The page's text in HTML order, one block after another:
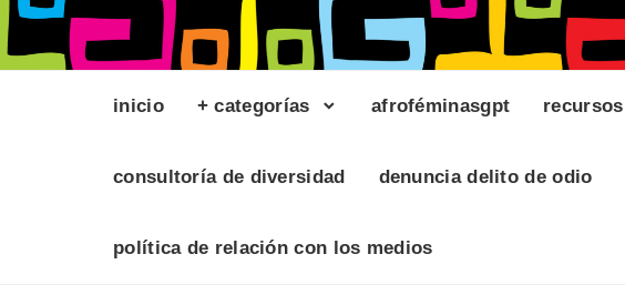
inicio + categorías afroféminasgpt
consultoría de diversidad denuncia delito de odio
política de relación con los medios